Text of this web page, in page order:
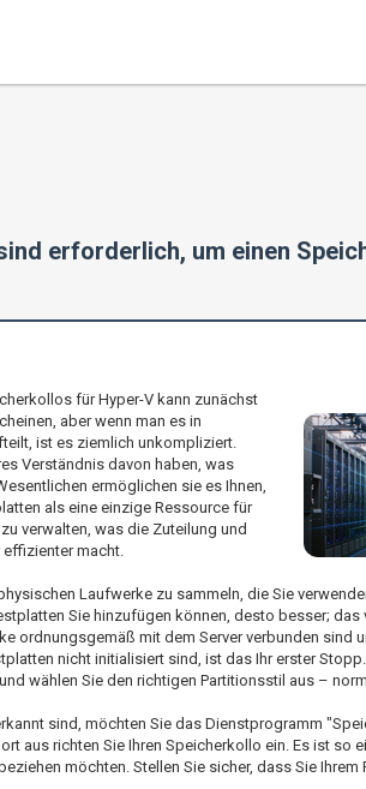
erforderlich, um einen
für Hyper-V kann zunächst
aber wenn man es in
ist es ziemlich unkompliziert.
Verständnis davon haben, was
ermöglichen sie es Ihnen,
als eine einzige Ressource für
verwalten, was die Zuteilung und
macht.
Laufwerke zu sammeln, die Sie
Sie hinzufügen können, desto besser;
ordnungsgemäß mit dem Server verbunden
nicht initialisiert sind, ist das Ihr erster
wählen Sie den richtigen Partitionsstil aus –
sind, möchten Sie das Dienstprogramm
aus richten Sie Ihren Speicherkollo ein. Es ist
möchten. Stellen Sie sicher, dass Sie